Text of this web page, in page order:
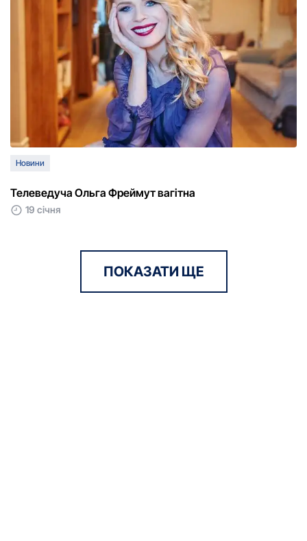
Новини
Телеведуча Ольга Фреймут вагітна
19 січня
ПОКАЗАТИ ЩЕ